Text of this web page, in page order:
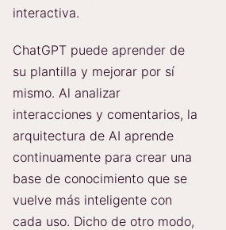
interactiva.
ChatGPT puede aprender de
su plantilla y mejorar por sí
mismo. Al analizar
interacciones y comentarios, la
arquitectura de AI aprende
continuamente para crear una
base de conocimiento que se
vuelve más inteligente con
cada uso. Dicho de otro modo,